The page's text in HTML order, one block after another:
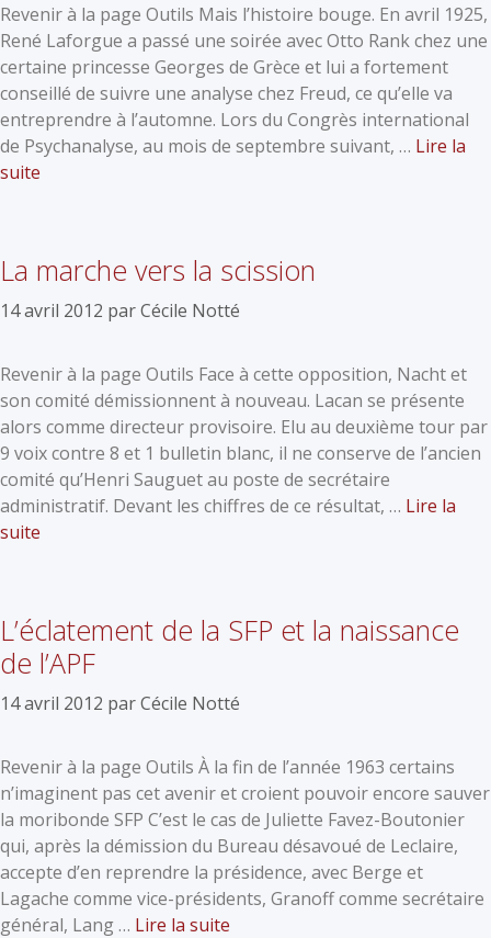
Revenir à la page Outils Mais l’histoire bouge. En avril 1925,
René Laforgue a passé une soirée avec Otto Rank chez une
certaine princesse Georges de Grèce et lui a fortement
conseillé de suivre une analyse chez Freud, ce qu’elle va
entreprendre à l’automne. Lors du Congrès international
de Psychanalyse, au mois de septembre suivant, … Lire la
suite
La marche vers la scission
14 avril 2012 parCécile Notté
Revenir à la page Outils Face à cette opposition, Nacht et
son comité démissionnent à nouveau. Lacan se présente
alors comme directeur provisoire. Elu au deuxième tour par
9 voix contre 8 et 1 bulletin blanc, il ne conserve de l’ancien
comité qu’Henri Sauguet au poste de secrétaire
administratif. Devant les chiffres de ce résultat, … Lire la
suite
L’éclatement de la SFP et la naissance
de l’APF
14 avril 2012 parCécile Notté
Revenir à la page Outils À la fin de l’année 1963 certains
n’imaginent pas cet avenir et croient pouvoir encore sauver
la moribonde SFP C’est le cas de Juliette Favez-Boutonier
qui, après la démission du Bureau désavoué de Leclaire,
accepte d’en reprendre la présidence, avec Berge et
Lagache comme vice-présidents, Granoff comme secrétaire
général, Lang … Lire la suite